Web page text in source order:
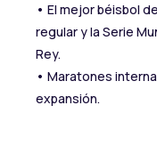
• El mejor béisbol
regular y la Serie
Rey.
• Maratones
expansión.